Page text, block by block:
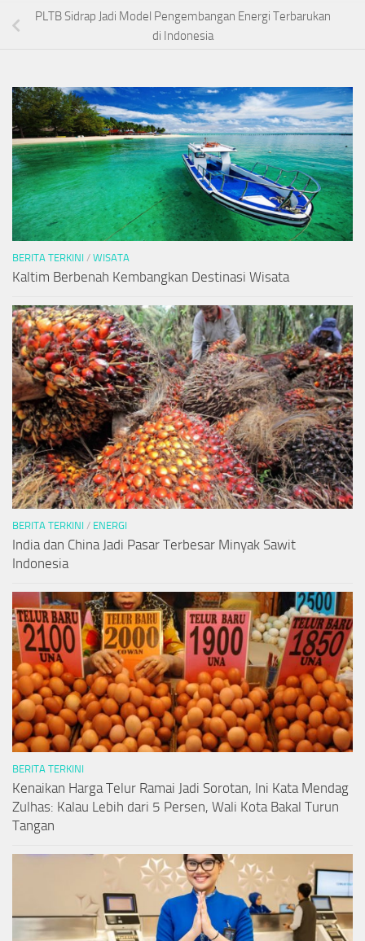
PLTB Sidrap Jadi Model Pengembangan Energi Terbarukan
di Indonesia
BERITA TERKINI / WISATA
Kaltim Berbenah Kembangkan Destinasi Wisata
BERITA TERKINI / ENERGI
India dan China Jadi Pasar Terbesar Minyak Sawit
Indonesia
BERITA TERKINI
Kenaikan Harga Telur Ramai Jadi Sorotan, Ini Kata Mendag
Zulhas: Kalau Lebih dari 5 Persen, Wali Kota Bakal Turun
Tangan